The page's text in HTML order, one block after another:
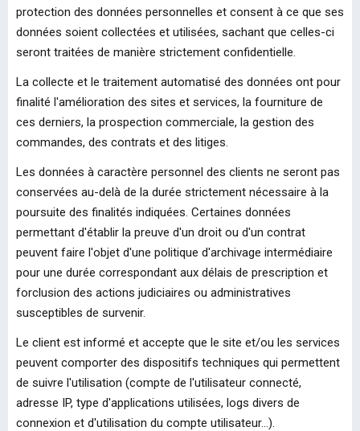
protection des données personnelles et consent à ce que ses
données soient collectées et utilisées, sachant que celles-ci
seront traitées de manière strictement confidentielle.
La collecte et le traitement automatisé des données ont pour
finalité l'amélioration des sites et services, la fourniture de
ces derniers, la prospection commerciale, la gestion des
commandes, des contrats et des litiges.
Les données à caractère personnel des clients ne seront pas
conservées au-delà de la durée strictement nécessaire à la
poursuite des finalités indiquées. Certaines données
permettant d'établir la preuve d'un droit ou d'un contrat
peuvent faire l'objet d'une politique d'archivage intermédiaire
pour une durée correspondant aux délais de prescription et
forclusion des actions judiciaires ou administratives
susceptibles de survenir.
Le client est informé et accepte que le site et/ou les services
peuvent comporter des dispositifs techniques qui permettent
de suivre l'utilisation (compte de l'utilisateur connecté,
adresse IP, type d'applications utilisées, logs divers de
connexion et d'utilisation du compte utilisateur…).